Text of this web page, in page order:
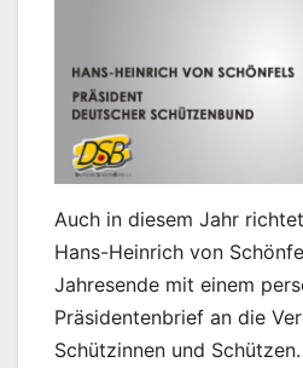
Auch in diesem Jahr
Hans-Heinrich von
Jahresende mit einem
Präsidentenbrief an die
Schützinnen und